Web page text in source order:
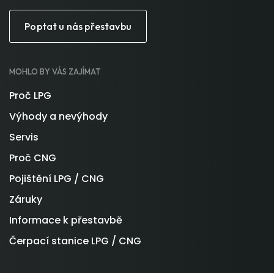
Poptat u nás přestavbu
MOHLO BY VÁS ZAJÍMAT
Proč LPG
Výhody a nevýhody
Servis
Proč CNG
Pojištění LPG / CNG
Záruky
Informace k přestavbě
Čerpací stanice LPG / CNG